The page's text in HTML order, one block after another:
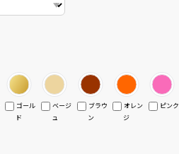
ゴール
ド
ベージ
ュ
ブラウ
ン
オレン
ジ
ピンク